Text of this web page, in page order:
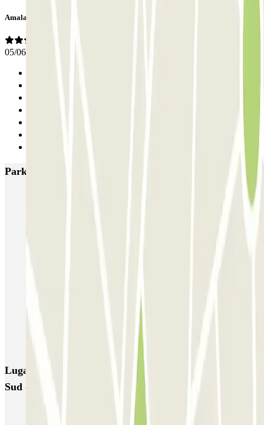
Amalan Pierre
05/06/2025
Parkings más valorados en París
SAEMES Goutte d'Or - Gare du Nord
Garage d'Abbeville - Gare du Nord
Lugares y eventos interesantes cerca de Adonis Paris
Sud - Aéroport Paris Orly
Aparcar cerca de la Porte d'Italie